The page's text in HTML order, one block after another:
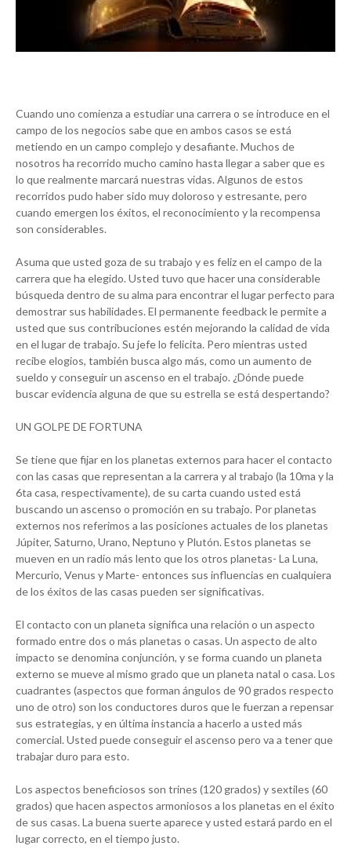
Cuando uno comienza a estudiar una carrera o se introduce en el
campo de los negocios sabe que en ambos casos se está
metiendo en un campo complejo y desafiante. Muchos de
nosotros ha recorrido mucho camino hasta llegar a saber que es
lo que realmente marcará nuestras vidas. Algunos de estos
recorridos pudo haber sido muy doloroso y estresante, pero
cuando emergen los éxitos, el reconocimiento y la recompensa
son considerables.
Asuma que usted goza de su trabajo y es feliz en el campo de la
carrera que ha elegido. Usted tuvo que hacer una considerable
búsqueda dentro de su alma para encontrar el lugar perfecto para
demostrar sus habilidades. El permanente feedback le permite a
usted que sus contribuciones estén mejorando la calidad de vida
en el lugar de trabajo. Su jefe lo felicita. Pero mientras usted
recibe elogios, también busca algo más, como un aumento de
sueldo y conseguir un ascenso en el trabajo. ¿Dónde puede
buscar evidencia alguna de que su estrella se está despertando?
UN GOLPE DE FORTUNA
Se tiene que fijar en los planetas externos para hacer el contacto
con las casas que representan a la carrera y al trabajo (la 10ma y la
6ta casa, respectivamente), de su carta cuando usted está
buscando un ascenso o promoción en su trabajo. Por planetas
externos nos referimos a las posiciones actuales de los planetas
Júpiter, Saturno, Urano, Neptuno y Plutón. Estos planetas se
mueven en un radio más lento que los otros planetas- La Luna,
Mercurio, Venus y Marte- entonces sus influencias en cualquiera
de los éxitos de las casas pueden ser significativas.
El contacto con un planeta significa una relación o un aspecto
formado entre dos o más planetas o casas. Un aspecto de alto
impacto se denomina conjunción, y se forma cuando un planeta
externo se mueve al mismo grado que un planeta natal o casa. Los
cuadrantes (aspectos que forman ángulos de 90 grados respecto
uno de otro) son los conductores duros que le fuerzan a repensar
sus estrategias, y en última instancia a hacerlo a usted más
comercial. Usted puede conseguir el ascenso pero va a tener que
trabajar duro para esto.
Los aspectos beneficiosos son trines (120 grados) y sextiles (60
grados) que hacen aspectos armoniosos a los planetas en el éxito
de sus casas. La buena suerte aparece y usted estará pardo en el
lugar correcto, en el tiempo justo.